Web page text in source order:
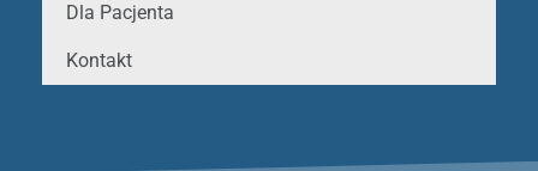
Dla Pacjenta
Kontakt